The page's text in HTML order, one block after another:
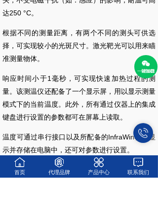
达250 °C。
根据不同的测量距离，有两个不同的测头可供选
择，可实现较小的光斑尺寸。激光靶光可以用来瞄
准测量物体。
响应时间小于1毫秒，可实现快速加热过程的测
量。该测温仪还配备了一个显示屏，用以显示测量
模式下的当前温度。此外，所有通过仪器上的集成
键盘进行设置的参数都可在屏幕上读取。
温度可通过串行接口以及所配备的InfraWin软件显
示并存储在电脑中，还可对参数进行设置。
首页 代理品牌 产品中心 联系我们